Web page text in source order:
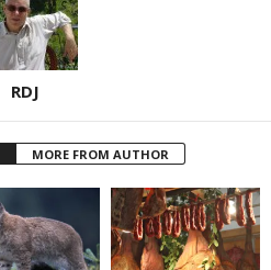
RDJ
MORE FROM AUTHOR